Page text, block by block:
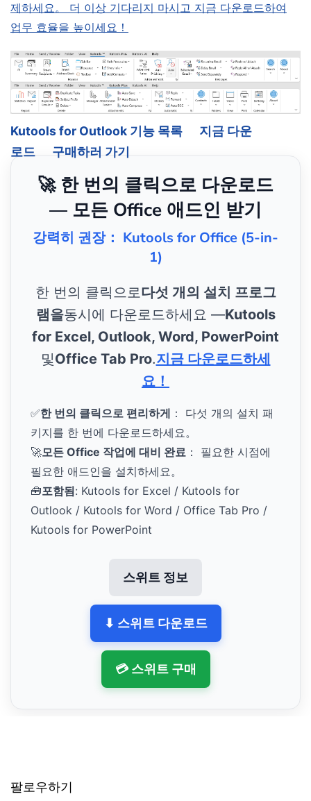
제하세요。 더 이상 기다리지 마시고 지금 다운로드하여
업무 효율을 높이세요！
Kutools for Outlook 기능 목록
지금 다운
로드
구매하러 가기
🚀 한 번의 클릭으로 다운로드
— 모든 Office 애드인 받기
강력히 권장： Kutools for Office (5-in-
1)
한 번의 클릭으로다섯 개의 설치 프로그
램을동시에 다운로드하세요 —Kutools
for Excel, Outlook, Word, PowerPoint
및Office Tab Pro.지금 다운로드하세
요！
✅한 번의 클릭으로 편리하게 ： 다섯 개의 설치 패
키지를 한 번에 다운로드하세요。
🚀모든 Office 작업에 대비 완료 ： 필요한 시점에
필요한 애드인을 설치하세요。
🧰포함됨: Kutools for Excel / Kutools for
Outlook / Kutools for Word / Office Tab Pro /
Kutools for PowerPoint
스위트 정보
⬇ 스위트 다운로드
💳 스위트 구매
팔로우하기